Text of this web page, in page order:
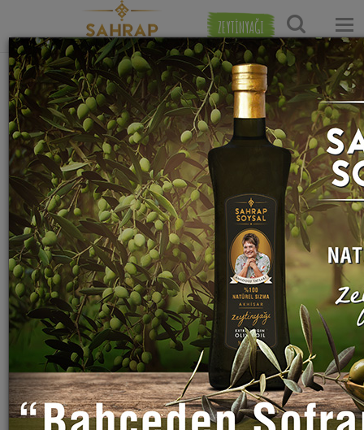
ZEYTİNYAĞI
Ana Sayfa Zeytinyağlı Tarifleri
Zeytinyağlı Kuşkonmaz Tarifi
Sahrap Soysal